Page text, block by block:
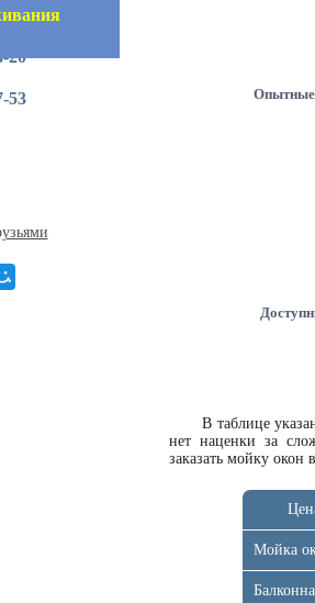
В таблице
нет наценки за
заказать мойку окон
Мойка
20
53